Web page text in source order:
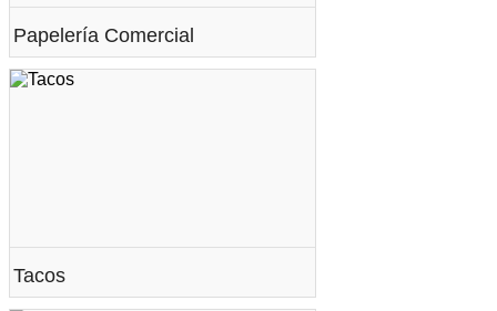
Papelería Comercial
Tacos